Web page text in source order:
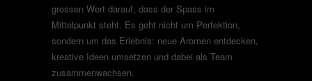
grossen Wert darauf, dass der Spass im
Mittelpunkt steht. Es geht nicht um Perfektion,
sondern um das Erlebnis: neue Aromen entdecken,
kreative Ideen umsetzen und dabei als Team
zusammenwachsen.